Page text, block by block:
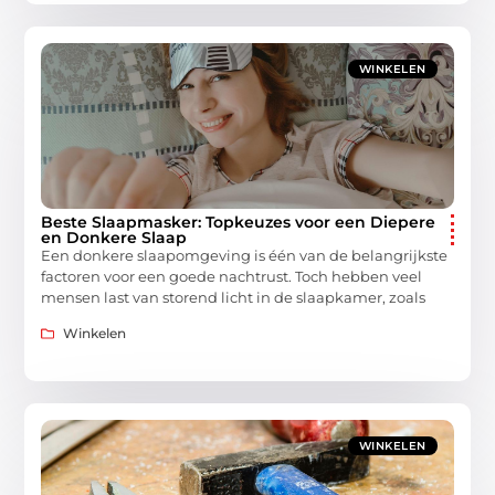
WINKELEN
Beste Slaapmasker: Topkeuzes voor een Diepere
en Donkere Slaap
Een donkere slaapomgeving is één van de belangrijkste
factoren voor een goede nachtrust. Toch hebben veel
mensen last van storend licht in de slaapkamer, zoals
Winkelen
WINKELEN